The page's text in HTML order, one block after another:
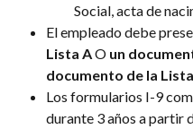
Social, acta de
El empleado debe
Lista A O un
documento de la
Los formularios I-9
durante 3 años a partir